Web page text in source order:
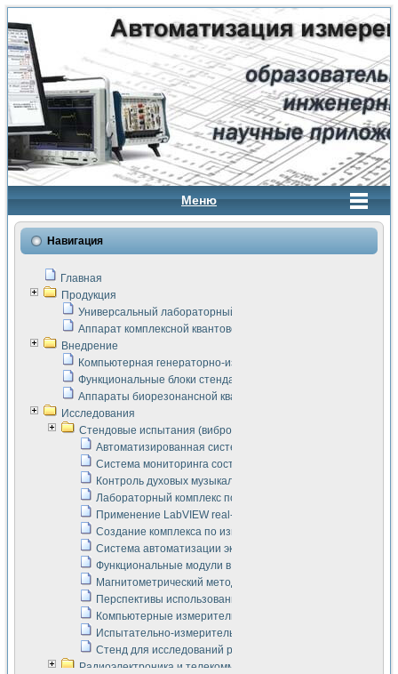
Меню
Навигация
Главная
Продукция
Универсальный лабораторный стенд "Сигнал-USB"
Аппарат комплексной квантовой терапии Интроскан
Внедрение
Компьютерная генераторно-измерительная система
Функциональные блоки стенда "Сигнал-USB"
Аппараты биорезонансной квантовой терапии серии СКАН
Исследования
Стендовые испытания (виброакустика, тензометрия и т.п.)
Автоматизированная система измерения параметров
Система мониторинга состояния тяговых
Контроль духовых музыкальных инструментов
Лабораторный комплекс по исследованию элементной
Применение LabVIEW real-time module для
Создание комплекса по измерению скорости подвижного
Система автоматизации экспериментальных
Функциональные модули в стандарте Nl SCXI для
Магнитометрический метод в дефектоскопии сварных
Перспективы использования машинного зрения в
Компьютерные измерительные системы для
Испытательно-измерительный комплекс аппаратуры для
Стенд для исследований рабочих процессов ДВС в
Радиоэлектроника и телекоммуникации